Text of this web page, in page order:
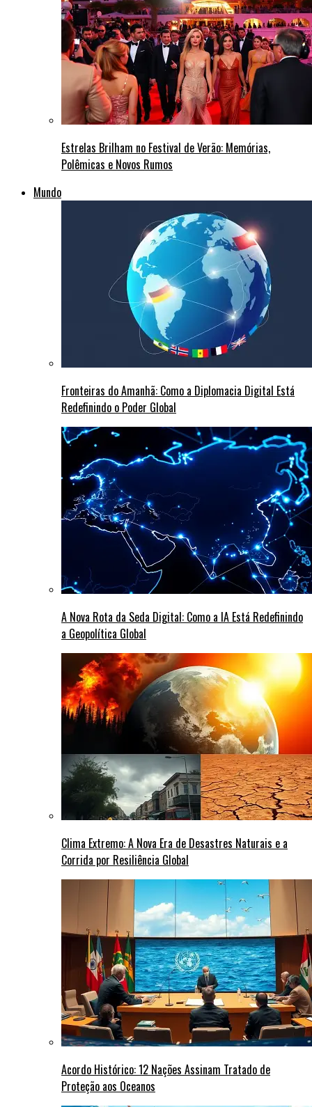
Estrelas Brilham no Festival de Verão: Memórias,
Polêmicas e Novos Rumos
Mundo
Fronteiras do Amanhã: Como a Diplomacia Digital Está
Redefinindo o Poder Global
A Nova Rota da Seda Digital: Como a IA Está Redefinindo
a Geopolítica Global
Clima Extremo: A Nova Era de Desastres Naturais e a
Corrida por Resiliência Global
Acordo Histórico: 12 Nações Assinam Tratado de
Proteção aos Oceanos